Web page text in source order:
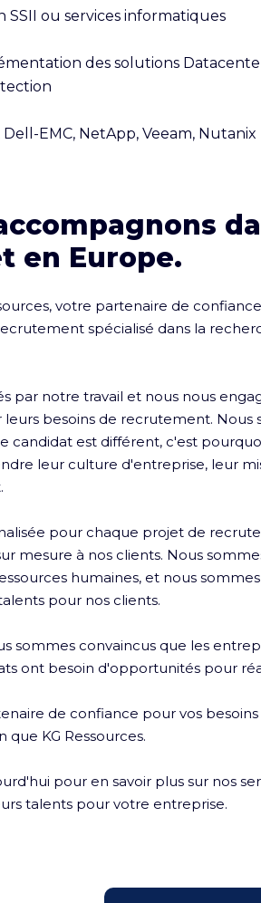
SSII ou services informatiques
des solutions
Dell-EMC, NetApp, Veeam, Nutanix
en Europe.
votre partenaire de
spécialisé dans la
par notre travail et nous nous
besoins de recrutement.
candidat est différent, c'est
leur culture d'entreprise, leur
pour chaque projet de
mesure à nos clients. Nous
humaines, et nous
pour nos clients.
sommes convaincus que les
ont besoin d'opportunités pour
de confiance pour vos
que KG Ressources.
pour en savoir plus sur nos
talents pour votre entreprise.